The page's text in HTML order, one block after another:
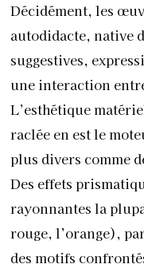
Décidément, les
autodidacte, native
suggestives,
une interaction
L’esthétique
raclée en est le
plus divers comme
Des effets
rayonnantes la
rouge, l’orange),
des motifs